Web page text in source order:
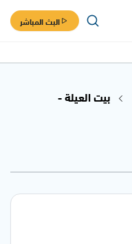
البث المباشر
بيت العيلة -